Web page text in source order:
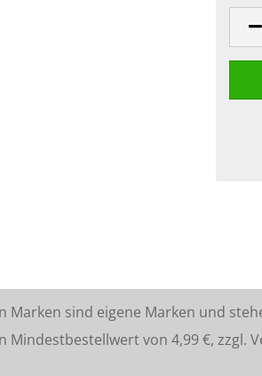
sind eigene Marken und
von 4,99 €, zzgl.